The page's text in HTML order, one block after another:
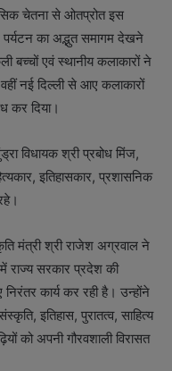
चेतना से ओतप्रोत इस
का अद्भुत समागम देखने
बच्चों एवं स्थानीय कलाकारों ने
नई दिल्ली से आए कलाकारों
कर दिया।
विधायक श्री प्रबोध मिंज,
इतिहासकार, प्रशासनिक
मंत्री श्री राजेश अग्रवाल ने
राज्य सरकार प्रदेश की
कार्य कर रही है। उन्होंने
इतिहास, पुरातत्व, साहित्य
को अपनी गौरवशाली विरासत